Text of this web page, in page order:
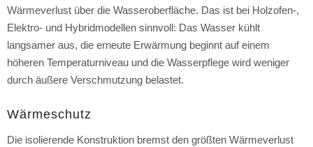
Wärmeverlust über die Wasseroberfläche. Das ist bei Holzofen-,
Elektro- und Hybridmodellen sinnvoll: Das Wasser kühlt
langsamer aus, die erneute Erwärmung beginnt auf einem
höheren Temperaturniveau und die Wasserpflege wird weniger
durch äußere Verschmutzung belastet.
Wärmeschutz
Die isolierende Konstruktion bremst den größten Wärmeverlust